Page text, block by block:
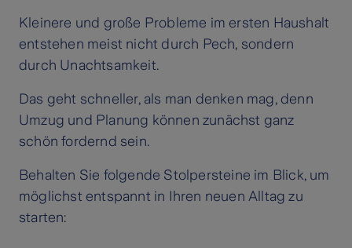
Kleinere und große Probleme im ersten Haushalt
entstehen meist nicht durch Pech, sondern
durch Unachtsamkeit.
Das geht schneller, als man denken mag, denn
Umzug und Planung können zunächst ganz
schön fordernd sein.
Behalten Sie folgende Stolpersteine im Blick, um
möglichst entspannt in Ihren neuen Alltag zu
starten: